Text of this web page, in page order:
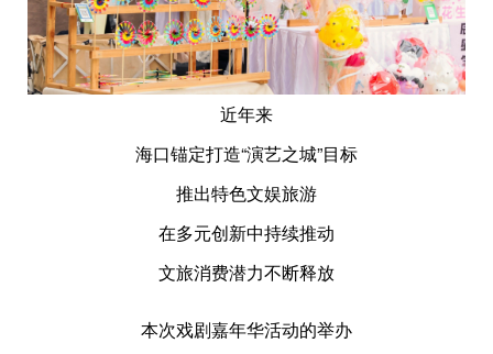
近年来
海口锚定打造“演艺之城”目标
推出特色文娱旅游
在多元创新中持续推动
文旅消费潜力不断释放
本次戏剧嘉年华活动的举办